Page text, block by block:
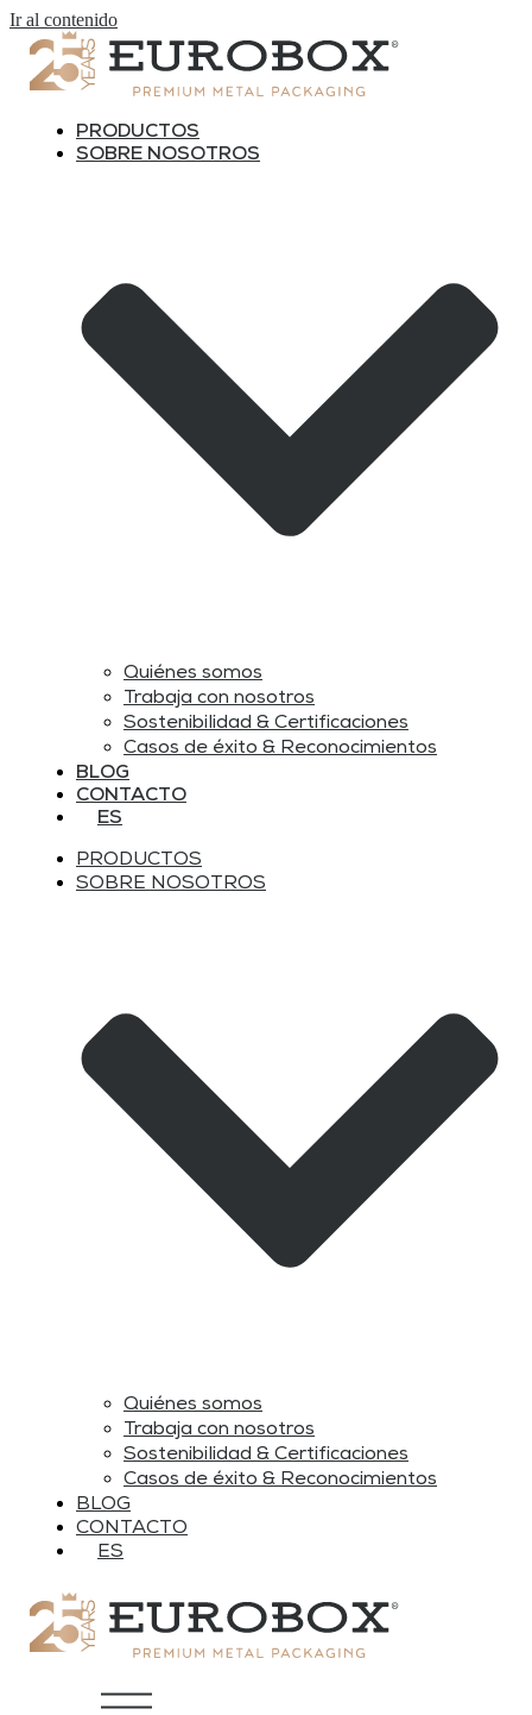
Ir al contenido
PRODUCTOS
SOBRE NOSOTROS
Quiénes somos
Trabaja con nosotros
Sostenibilidad & Certificaciones
Casos de éxito & Reconocimientos
BLOG
CONTACTO
ES
PRODUCTOS
SOBRE NOSOTROS
Quiénes somos
Trabaja con nosotros
Sostenibilidad & Certificaciones
Casos de éxito & Reconocimientos
BLOG
CONTACTO
ES